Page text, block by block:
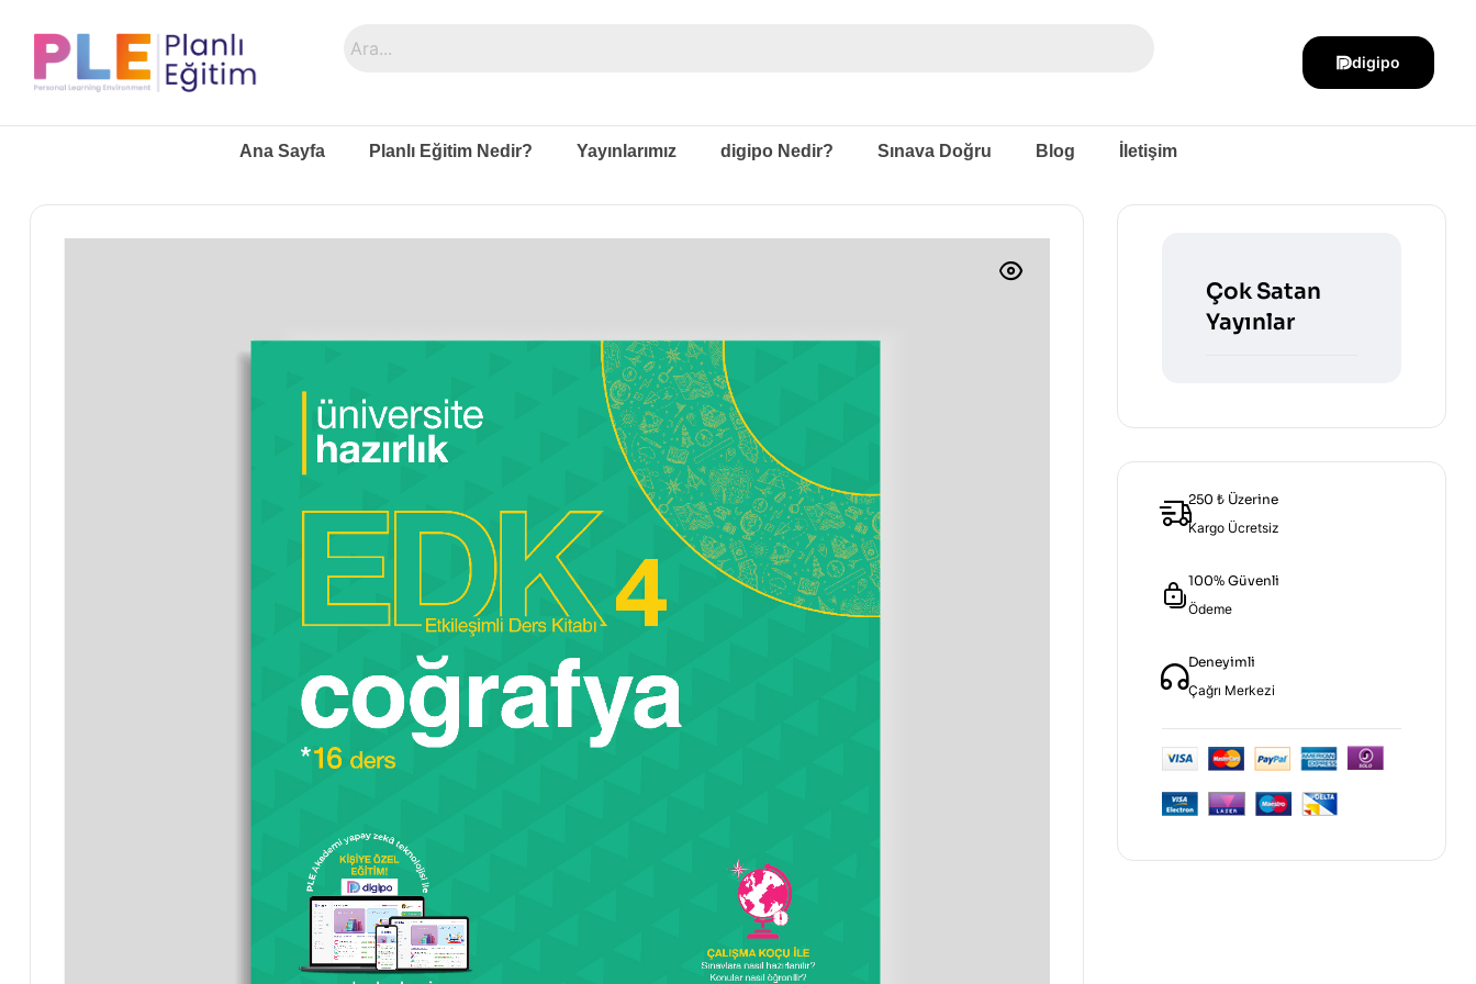
digipo
Ana Sayfa Planlı Eğitim Nedir? Yayınlarımız digipo Nedir? Sınava Doğru Blog İletişim
Çok Satan
Yayınlar
250 ₺ Üzerine
Kargo Ücretsiz
100% Güvenli
Ödeme
Deneyimli
Çağrı Merkezi